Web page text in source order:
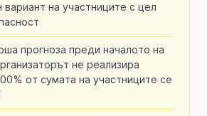
вариант на участниците с цел
прогноза преди началото на
не реализира
от сумата на участниците се